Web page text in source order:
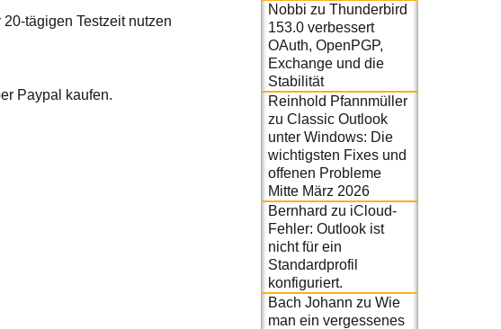
tägigen Testzeit nutzen
Paypal kaufen.
Nobbi zu Thunderbird
153.0 verbessert
OAuth, OpenPGP,
Exchange und die
Stabilität
Reinhold Pfannmüller
zu Classic Outlook
unter Windows: Die
wichtigsten Fixes und
offenen Probleme
Mitte März 2026
Bernhard zu iCloud-
Fehler: Outlook ist
nicht für ein
Standardprofil
konfiguriert.
Bach Johann zu Wie
man ein vergessenes